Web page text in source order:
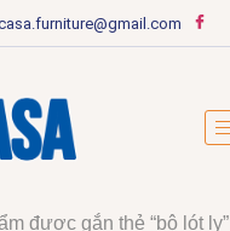
được gắn thẻ “bộ lót ly”